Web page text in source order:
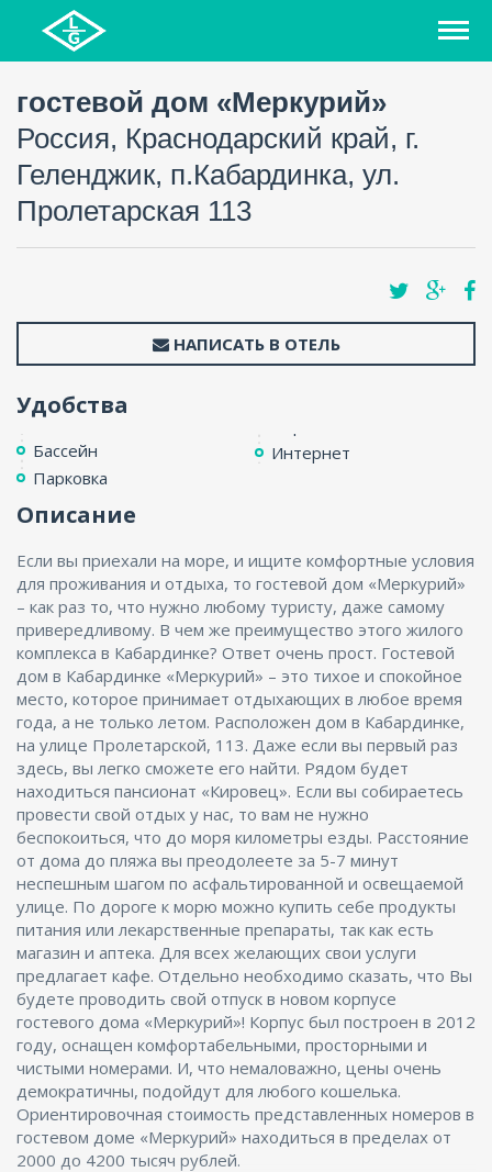
гостевой дом «Меркурий»
Россия, Краснодарский край, г.
Геленджик, п.Кабардинка, ул.
Пролетарская 113
НАПИСАТЬ В ОТЕЛЬ
Удобства
Бассейн
Парковка
Интернет
Описание
Если вы приехали на море, и ищите комфортные условия
для проживания и отдыха, то гостевой дом «Меркурий»
– как раз то, что нужно любому туристу, даже самому
привередливому. В чем же преимущество этого жилого
комплекса в Кабардинке? Ответ очень прост. Гостевой
дом в Кабардинке «Меркурий» – это тихое и спокойное
место, которое принимает отдыхающих в любое время
года, а не только летом. Расположен дом в Кабардинке,
на улице Пролетарской, 113. Даже если вы первый раз
здесь, вы легко сможете его найти. Рядом будет
находиться пансионат «Кировец». Если вы собираетесь
провести свой отдых у нас, то вам не нужно
беспокоиться, что до моря километры езды. Расстояние
от дома до пляжа вы преодолеете за 5-7 минут
неспешным шагом по асфальтированной и освещаемой
улице. По дороге к морю можно купить себе продукты
питания или лекарственные препараты, так как есть
магазин и аптека. Для всех желающих свои услуги
предлагает кафе. Отдельно необходимо сказать, что Вы
будете проводить свой отпуск в новом корпусе
гостевого дома «Меркурий»! Корпус был построен в 2012
году, оснащен комфортабельными, просторными и
чистыми номерами. И, что немаловажно, цены очень
демократичны, подойдут для любого кошелька.
Ориентировочная стоимость представленных номеров в
гостевом доме «Меркурий» находиться в пределах от
2000 до 4200 тысяч рублей.